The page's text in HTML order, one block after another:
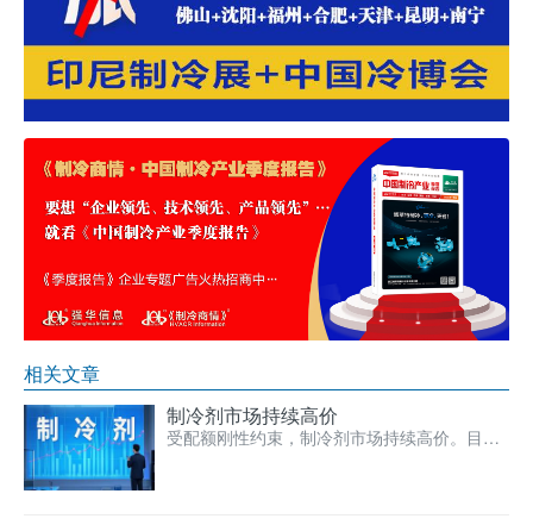
相关文章
制冷剂市场持续高价
受配额刚性约束，制冷剂市场持续高价。目前